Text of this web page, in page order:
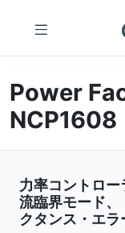
Power
NCP1608
力率コントロ
流臨界モード
クタンス・エ